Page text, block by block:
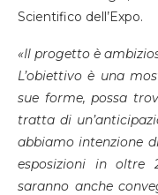
Scientifico dell’Expo.
«Il progetto è
L’obiettivo è una
sue forme, possa
tratta di
abbiamo intenzione
esposizioni in oltre
saranno anche